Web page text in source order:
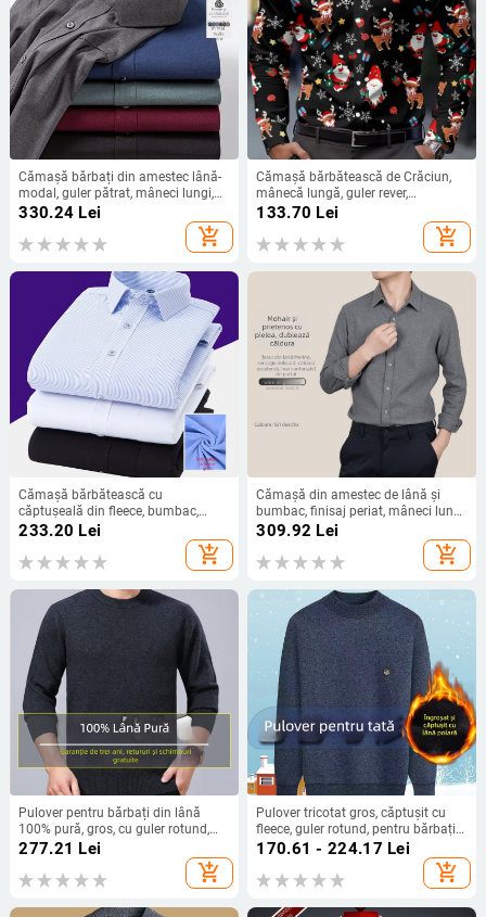
Cămașă bărbați din amestec lână-
modal, guler pătrat, mâneci lungi,
stil lejer casual, lavabilă la mașină
330.24 Lei
add_shopping_cart
Cămașă bărbătească de Crăciun,
mânecă lungă, guler rever,
imprimeu cu Moș Crăciun și reni
133.70 Lei
add_shopping_cart
Cămașă bărbătească cu
căptușeală din fleece, bumbac,
guler pătrat, mâneci lungi, buzunare
233.20 Lei
add_shopping_cart
Cămașă din amestec de lână și
bumbac, finisaj periat, mâneci lungi,
stil cardigan, croială lejeră, guler
rever — toamnă-iarnă, țesătură din
bumbac (Amestec lână-bumbac;
lungi; siluetă cardigan)
309.92 Lei
add_shopping_cart
Pulover pentru bărbați din lână
100% pură, gros, cu guler rotund,
pentru iarnă
277.21 Lei
add_shopping_cart
Pulover tricotat gros, căptușit cu
fleece, guler rotund, pentru bărbați
de vârstă mijlocie și în vârstă, plus
170.61 - 224.17 Lei
add_shopping_cart